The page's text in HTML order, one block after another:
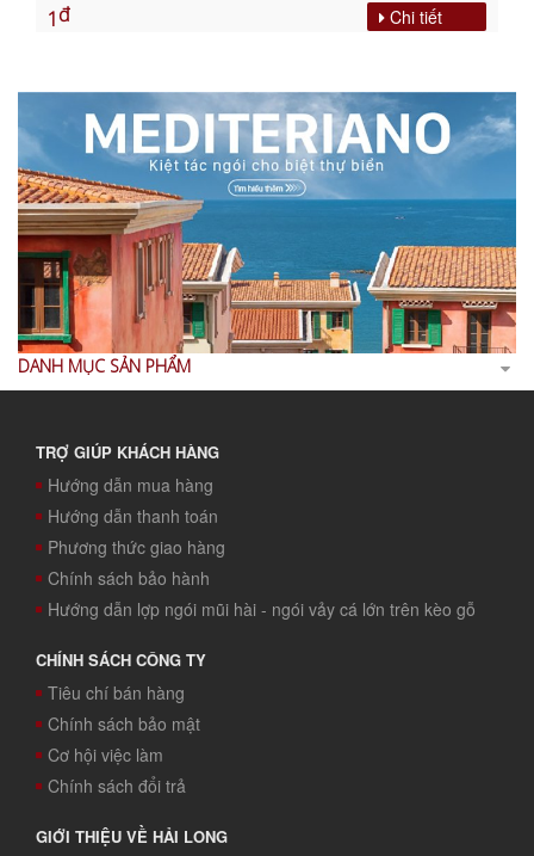
1đ Chi tiết
DANH MỤC SẢN PHẨM
TRỢ GIÚP KHÁCH HÀNG
Hướng dẫn mua hàng
Hướng dẫn thanh toán
Phương thức giao hàng
Chính sách bảo hành
Hướng dẫn lợp ngói mũi hài - ngói vảy cá lớn trên kèo gỗ
CHÍNH SÁCH CÔNG TY
Tiêu chí bán hàng
Chính sách bảo mật
Cơ hội việc làm
Chính sách đổi trả
GIỚI THIỆU VỀ HẢI LONG